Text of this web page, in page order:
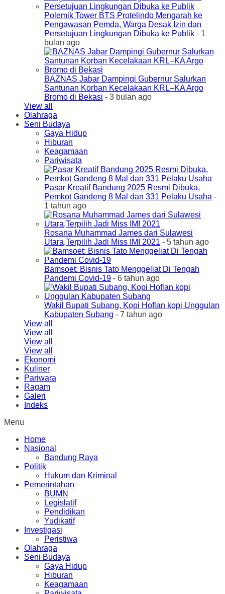
Polemik Tower BTS Protelindo Mengarah ke
Pengawasan Pemda, Warga Desak Izin dan
Persetujuan Lingkungan Dibuka ke Publik - 1
bulan ago
BAZNAS Jabar Dampingi Gubernur Salurkan
Santunan Korban Kecelakaan KRL–KA Argo
Bromo di Bekasi - 3 bulan ago
View all
Olahraga
Seni Budaya
Gaya Hidup
Hiburan
Keagamaan
Pariwisata
Pasar Kreatif Bandung 2025 Resmi Dibuka,
Pemkot Gandeng 8 Mal dan 331 Pelaku Usaha -
1 tahun ago
Rosana Muhammad James dari Sulawesi
Utara,Terpilih Jadi Miss IMI 2021 - 5 tahun ago
Bamsoet: Bisnis Tato Menggeliat Di Tengah
Pandemi Covid-19 - 6 tahun ago
Wakil Bupati Subang, Kopi Hoflan kopi Unggulan
Kabupaten Subang - 7 tahun ago
View all
View all
View all
View all
Ekonomi
Kuliner
Pariwara
Ragam
Galeri
Indeks
Menu
Home
Nasional
Bandung Raya
Politik
Hukum dan Kriminal
Pemerintahan
BUMN
Legislatif
Pendidikan
Yudikatif
Investigasi
Peristiwa
Olahraga
Seni Budaya
Gaya Hidup
Hiburan
Keagamaan